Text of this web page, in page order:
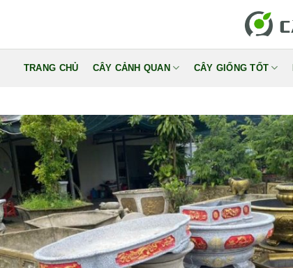
TRANG CHỦ CÂY CẢNH QUAN CÂY GIỐNG TỐT